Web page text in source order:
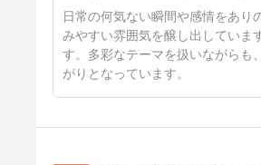
56日前
日常の何気ない瞬間や感情をあり
みやすい雰囲気を醸し出していま
す。多彩なテーマを扱いながらも
がりとなっています。